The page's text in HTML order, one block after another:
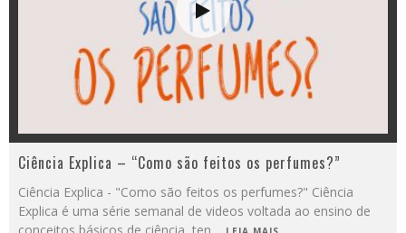
Ciência Explica – “Como são feitos os perfumes?”
Ciência Explica - "Como são feitos os perfumes?" Ciência
Explica é uma série semanal de videos voltada ao ensino de